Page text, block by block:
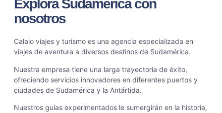
Explora Sudamérica con
nosotros
Calaio viajes y turismo es una agencia especializada en
viajes de aventura a diversos destinos de Sudamérica.
Nuestra empresa tiene una larga trayectoria de éxito,
ofreciendo servicios innovadores en diferentes puertos y
ciudades de Sudamérica y la Antártida.
Nuestros guías experimentados le sumergirán en la historia,